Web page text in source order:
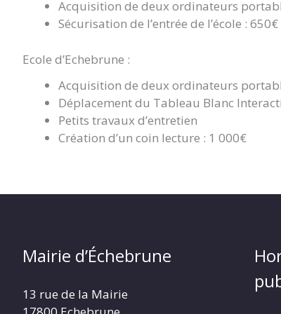
Acquisition de deux ordinateurs
Sécurisation de l’entrée de l’école : 650€
Ecole d’Echebrune :
Acquisition de deux ordinateurs
Déplacement du Tableau Blanc
Petits travaux d’entretien
Création d’un coin lecture : 1 000€
Mairie d’Échebrune
13 rue de la Mairie